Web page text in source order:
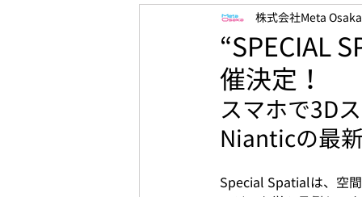
“SPECIAL
催決定！
株式会社Meta Osaka
スマホで3D
Nianticの最
Special Spatialは、空